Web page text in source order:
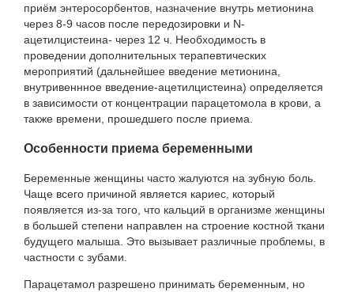
приём энтеросорбентов, назначение внутрь метионина
через 8-9 часов после передозировки и N-
ацетилцистеина- через 12 ч. Необходимость в
проведении дополнительных терапевтических
мероприятий (дальнейшее введение метионина,
внутривеннное введение-ацетилцистеина) определяется
в зависимости от концентрации парацетомола в крови, а
также времени, прошедшего после приема.
Особенности приема беременными
Беременные женщины часто жалуются на зубную боль.
Чаще всего причиной является кариес, который
появляется из-за того, что кальций в организме женщины
в большей степени направлен на строение костной ткани
будущего малыша. Это вызывает различные проблемы, в
частности с зубами.
Парацетамол разрешено принимать беременным, но